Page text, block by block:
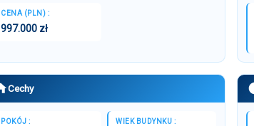
CENA (PLN) :
997.000 zł
Cechy
POKÓJ : WIEK BUDYNKU :